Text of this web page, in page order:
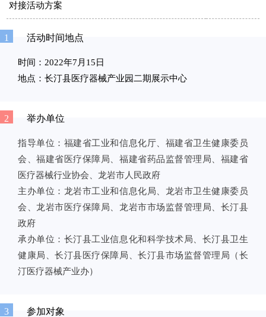
对接活动方案
1 活动时间地点
时间：2022年7月15日
地点：长汀县医疗器械产业园二期展示中心
2 举办单位
指导单位：福建省工业和信息化厅、福建省卫生健康委员
会、福建省医疗保障局、福建省药品监督管理局、福建省
医疗器械行业协会、龙岩市人民政府
主办单位：龙岩市工业和信息化局、龙岩市卫生健康委员
会、龙岩市医疗保障局、龙岩市市场监督管理局、长汀县
政府
承办单位：长汀县工业信息化和科学技术局、长汀县卫生
健康局、长汀县医疗保障局、长汀县市场监督管理局（长
汀医疗器械产业办）
3 参加对象